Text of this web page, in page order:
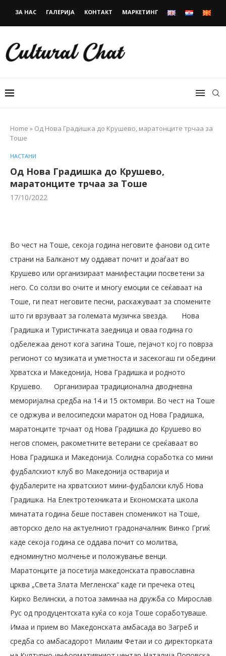
ЗА НАС ГАЛЕРИЈА КОНТАКТ МАРКЕТИНГ
Home » Од Нова Градишка до Крушево, маратонците трчаа за
Тоше
НАСТАНИ
Од Нова Градишка до Крушево,
маратонците трчаа за Тоше
17/10/2022
Во чест на Тоше, секоја година неговите фанови од сите
страни на Балканот му оддават почит и доаѓаат во
Крушево или организираат манифестации посветени за
него. Со солзи во очите и многу емоции се сеќаваат на
Тоше, ги пеат неговите песни, раскажуваат за спомените
што ги врзуваат за големата музичка ѕвезда.
Нова
Градишка и Туристичкaта заедница и оваа година го
одбележаа денот кога загина Тоше, пејачот кој го поврза
регионот со музиката и уметноста и засекогаш ги обедини
Хрватска и Македонија, Нова Градишка и родното
Крушево.
Организираа традиционална дводневна
меморијална средба на 14 и 15 октомври. Во чест на Тоше
се одржува и велосипедски маратон од Нова Градишка,
маратонците трчаат од Нова Градишка до Крушево во
негов спомен, ракометните ветерани се среќаваат во
Нова Градишка и Македонија. Солидна соработка со мини
фудбалскиот клуб во Македонија остварија и
фудбалерите на хрватскиот мини-фудбалски клуб Нова
Градишка. На Електротехниката и Економската школа
минатата година беше поставен споменикот на Тоше,
авторско дело на актуелниот градоначалник Винко Гргиќ
каде секоја година се оддава почит со молитва,
едноминутно молчење и положување венци.
Маратонците ја посетија македонската православна
црква „Света Злата Мегленска“ каде ги пречека отец
Кирко Велински, а потоа заминаа на дружба со Мирослав
Рус од продуцентската куќа со која Тоше соработуваше.
Имаа и прием во Македонската амбасада во Загреб и
средба со амбасадорот Милаим Фетаи и со директорката